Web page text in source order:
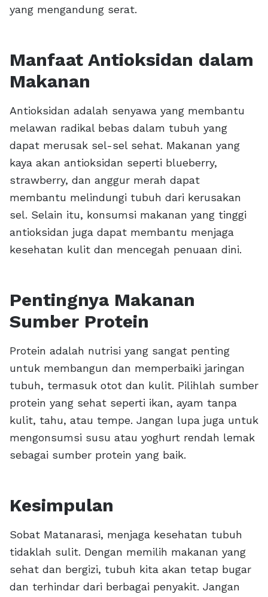
yang mengandung serat.
Manfaat Antioksidan dalam
Makanan
Antioksidan adalah senyawa yang membantu
melawan radikal bebas dalam tubuh yang
dapat merusak sel-sel sehat. Makanan yang
kaya akan antioksidan seperti blueberry,
strawberry, dan anggur merah dapat
membantu melindungi tubuh dari kerusakan
sel. Selain itu, konsumsi makanan yang tinggi
antioksidan juga dapat membantu menjaga
kesehatan kulit dan mencegah penuaan dini.
Pentingnya Makanan
Sumber Protein
Protein adalah nutrisi yang sangat penting
untuk membangun dan memperbaiki jaringan
tubuh, termasuk otot dan kulit. Pilihlah sumber
protein yang sehat seperti ikan, ayam tanpa
kulit, tahu, atau tempe. Jangan lupa juga untuk
mengonsumsi susu atau yoghurt rendah lemak
sebagai sumber protein yang baik.
Kesimpulan
Sobat Matanarasi, menjaga kesehatan tubuh
tidaklah sulit. Dengan memilih makanan yang
sehat dan bergizi, tubuh kita akan tetap bugar
dan terhindar dari berbagai penyakit. Jangan